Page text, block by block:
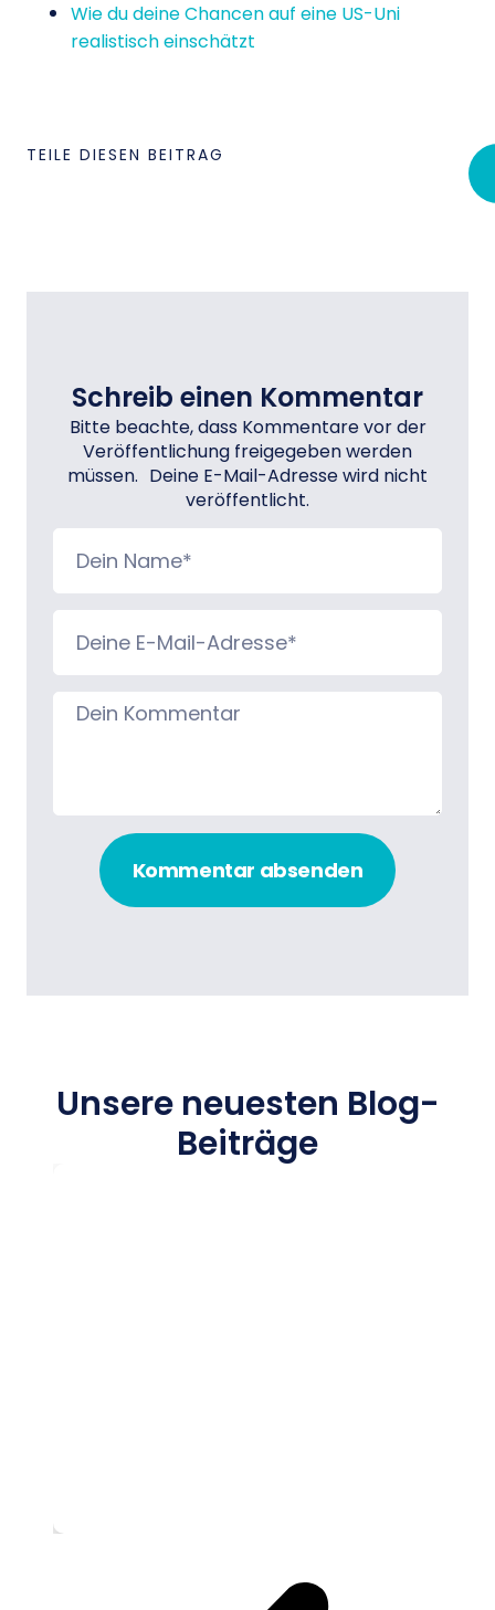
Wie du deine Chancen auf eine US-Uni
realistisch einschätzt
TEILE DIESEN BEITRAG
Schreib einen Kommentar
Bitte beachte, dass Kommentare vor der
Veröffentlichung freigegeben werden
müssen. Deine E-Mail-Adresse wird nicht
veröffentlicht.
Kommentar absenden
Unsere neuesten Blog-
Beiträge